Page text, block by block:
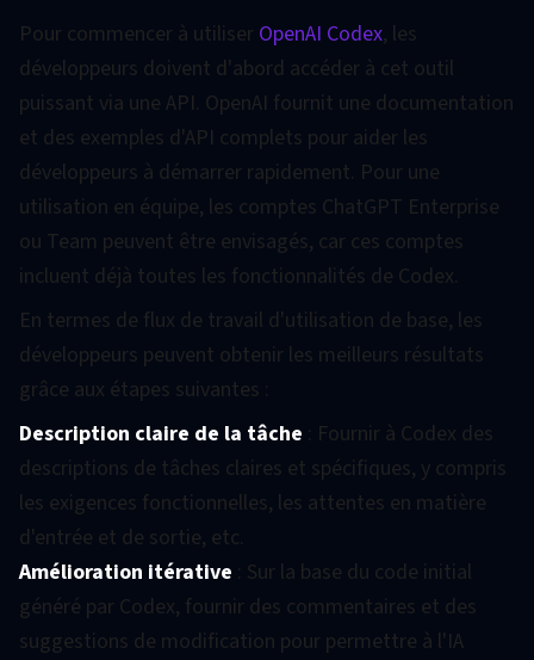
Pour commencer à utiliser OpenAI Codex, les
développeurs doivent d'abord accéder à cet outil
puissant via une API. OpenAI fournit une documentation
et des exemples d'API complets pour aider les
développeurs à démarrer rapidement. Pour une
utilisation en équipe, les comptes ChatGPT Enterprise
ou Team peuvent être envisagés, car ces comptes
incluent déjà toutes les fonctionnalités de Codex.
En termes de flux de travail d'utilisation de base, les
développeurs peuvent obtenir les meilleurs résultats
grâce aux étapes suivantes :
Description claire de la tâche : Fournir à Codex des
descriptions de tâches claires et spécifiques, y compris
les exigences fonctionnelles, les attentes en matière
d'entrée et de sortie, etc.
Amélioration itérative : Sur la base du code initial
généré par Codex, fournir des commentaires et des
suggestions de modification pour permettre à l'IA